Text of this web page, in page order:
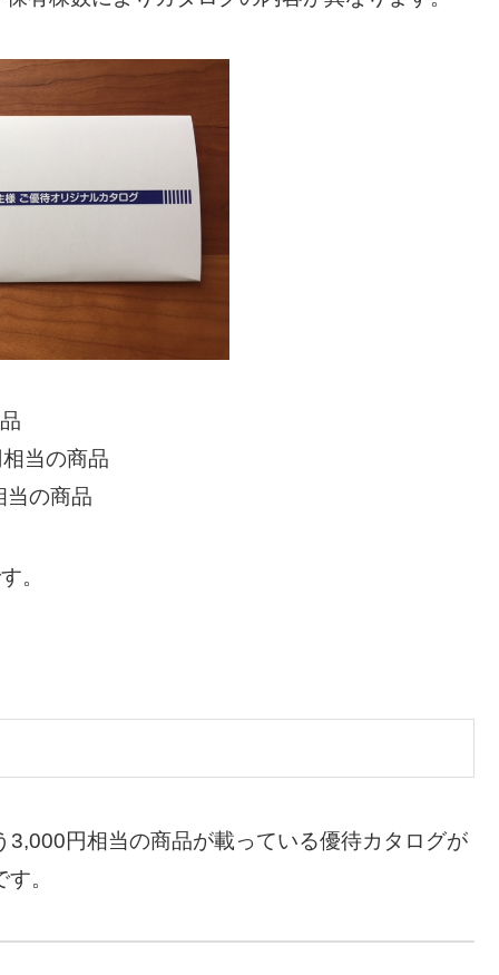
当の商品
の商品
。
円相当の商品が載っている優待カタログが
。